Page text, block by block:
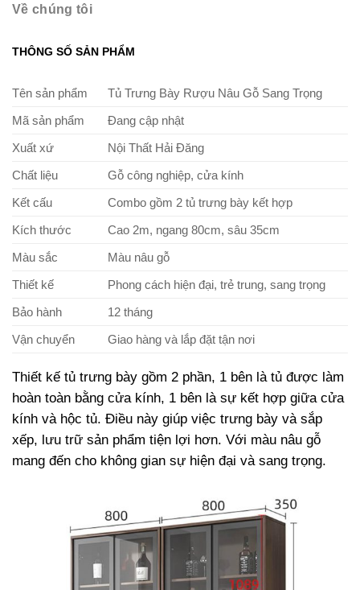
Về chúng tôi
THÔNG SỐ SẢN PHẨM
Tên sản phẩm
Tủ Trưng Bày Rượu Nâu Gỗ Sang Trọng
Mã sản phẩm
Đang cập nhật
Xuất xứ
Nội Thất Hải Đăng
Chất liệu
Gỗ công nghiệp, cửa kính
Kết cấu
Combo gồm 2 tủ trưng bày kết hợp
Kích thước
Cao 2m, ngang 80cm, sâu 35cm
Màu sắc
Màu nâu gỗ
Thiết kế
Phong cách hiện đại, trẻ trung, sang trọng
Bảo hành
12 tháng
Vận chuyển
Giao hàng và lắp đặt tận nơi
Thiết kế tủ trưng bày gồm 2 phần, 1 bên là tủ được làm
hoàn toàn bằng cửa kính, 1 bên là sự kết hợp giữa cửa
kính và hộc tủ. Điều này giúp việc trưng bày và sắp
xếp, lưu trữ sản phẩm tiện lợi hơn. Với màu nâu gỗ
mang đến cho không gian sự hiện đại và sang trọng.